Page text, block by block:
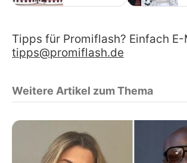
Tipps für Promiflash? Einfach E-
tipps@promiflash.de
Weitere Artikel zum Thema